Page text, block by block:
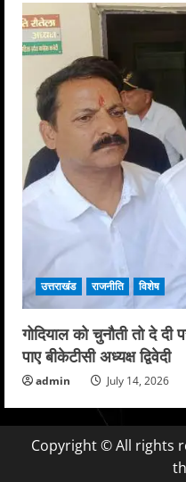
उत्तराखंड राजनीति विशेष
गोदियाल को चुनौती तो दे
पाए बीकेटीसी अध्यक्ष द्विवेदी
admin July 14, 2026
Copyright © All rights